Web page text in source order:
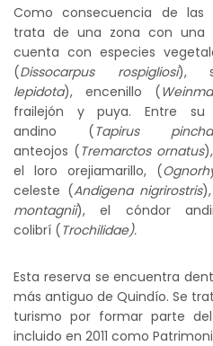
Como consecuencia de las
trata de una zona con una
cuenta con especies
(Dissocarpus rospigliosi),
lepidota), encenillo (
frailejón y puya. Entre
andino (Tapirus
anteojos (Tremarctos ornatus
el loro orejiamarillo, (
celeste (Andigena nigrirostris
montagnii), el cóndor
colibrí (Trochilidae).
Esta reserva se encuentra
más antiguo de Quindío. Se
turismo por formar parte
incluido en 2011 como